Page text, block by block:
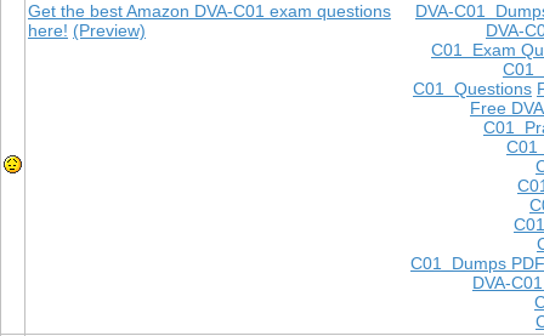
DVA-C01
DVA-
C01 Exam
C01
C01 Questions
Free
C01
C01
C01 Dumps PDF
DVA-
Get the best Amazon DVA-C01 exam questions
here! (Preview)